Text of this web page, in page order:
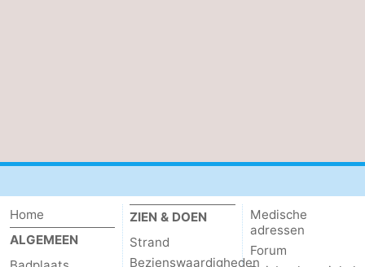
Bowlen
-
Minigolfbanen
Wellness
Home
ALGEMEEN
ZIEN & DOEN
Strand
Bezienswaardigheden
Medische
adressen
Forum